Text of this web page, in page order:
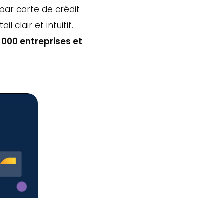
carte de crédit
clair et intuitif.
000 entreprises et